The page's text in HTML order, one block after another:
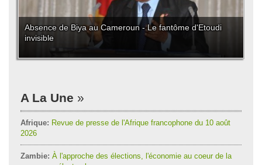
Absence de Biya au Cameroun - Le fantôme d'Etoudi
invisible
A La Une
Afrique: Revue de presse de l'Afrique francophone du 10 août
2026
Zambie: À l'approche des élections, l'économie au coeur de la